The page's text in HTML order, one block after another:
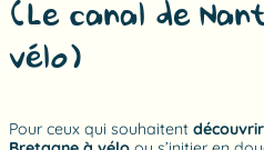
(Le canal de
vélo)
Pour ceux qui souhaitent